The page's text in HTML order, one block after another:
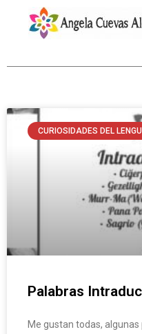
CURIOSIDADES DEL
Palabras
Me gustan todas,